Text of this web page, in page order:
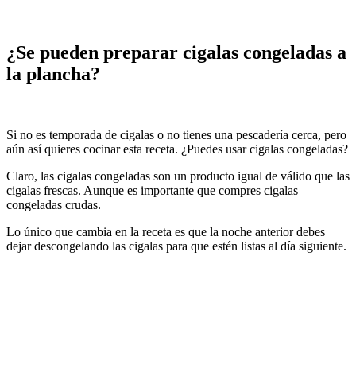
¿Se pueden preparar cigalas congeladas a
la plancha?
Si no es temporada de cigalas o no tienes una pescadería cerca, pero
aún así quieres cocinar esta receta. ¿Puedes usar cigalas congeladas?
Claro, las cigalas congeladas son un producto igual de válido que las
cigalas frescas. Aunque es importante que compres cigalas
congeladas crudas.
Lo único que cambia en la receta es que la noche anterior debes
dejar descongelando las cigalas para que estén listas al día siguiente.